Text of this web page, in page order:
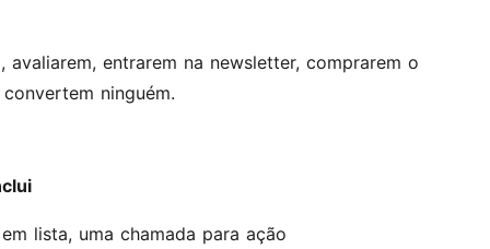
entrarem na newsletter, comprarem o
ninguém.
lista, uma chamada para ação